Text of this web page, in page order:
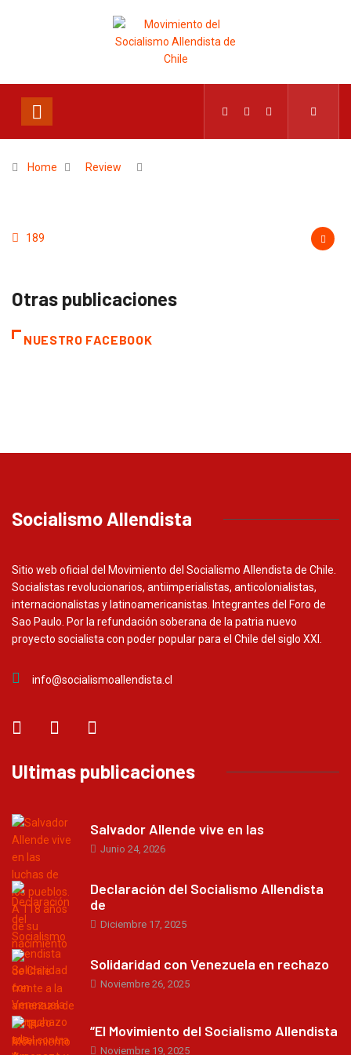
Home Review
189
Otras publicaciones
NUESTRO FACEBOOK
Socialismo Allendista
Sitio web oficial del Movimiento del Socialismo Allendista de Chile.
Socialistas revolucionarios, antiimperialistas, anticolonialistas,
internacionalistas y latinoamericanistas. Integrantes del Foro de
Sao Paulo. Por la refundación soberana de la patria nuevo
proyecto socialista con poder popular para el Chile del siglo XXI.
info@socialismoallendista.cl
Ultimas publicaciones
Salvador Allende vive en las
Junio 24, 2026
Declaración del Socialismo Allendista
de
Diciembre 17, 2025
Solidaridad con Venezuela en rechazo
Noviembre 26, 2025
“El Movimiento del Socialismo Allendista
Noviembre 19, 2025